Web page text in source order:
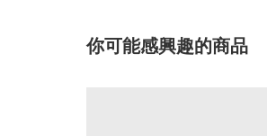
你可能感興趣的商品